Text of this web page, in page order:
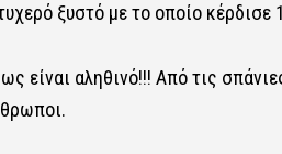
ξυστό με το οποίο κέρδισε
είναι αληθινό!!! Από τις